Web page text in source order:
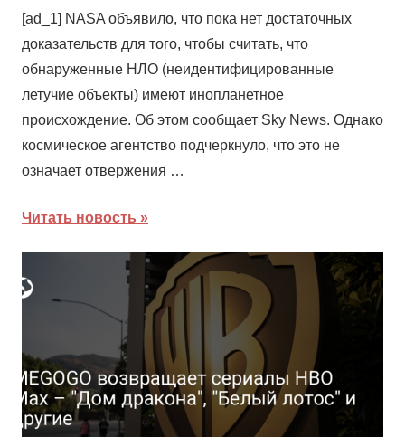
[ad_1] NASA объявило, что пока нет достаточных
доказательств для того, чтобы считать, что
обнаруженные НЛО (неидентифицированные
летучие объекты) имеют инопланетное
происхождение. Об этом сообщает Sky News. Однако
космическое агентство подчеркнуло, что это не
означает отвержения …
Читать новость